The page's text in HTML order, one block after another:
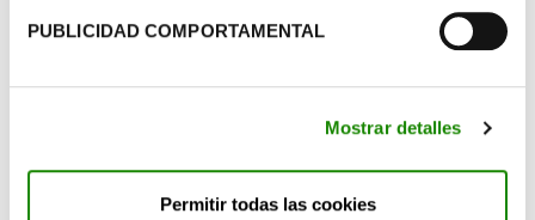
PUBLICIDAD COMPORTAMENTAL
Mostrar detalles
Permitir todas las cookies
Volver a las noticias